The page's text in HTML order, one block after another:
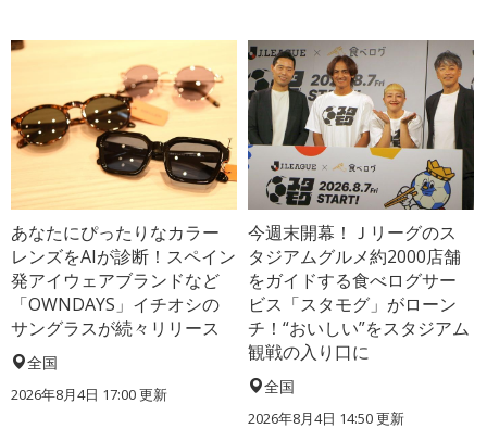
あなたにぴったりなカラー
レンズをAIが診断！スペイン
発アイウェアブランドなど
「OWNDAYS」イチオシの
サングラスが続々リリース
全国
2026年8月4日 17:00更新
今週末開幕！Ｊリーグのス
タジアムグルメ約2000店舗
をガイドする食べログサー
ビス「スタモグ」がローン
チ！“おいしい”をスタジアム
観戦の入り口に
全国
2026年8月4日 14:50更新